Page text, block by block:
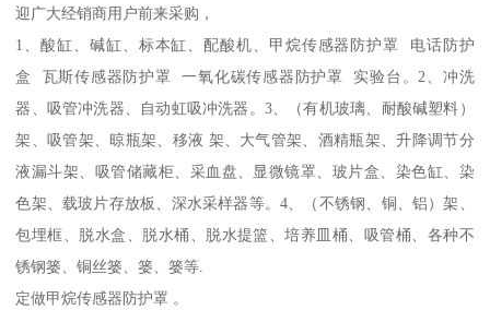
迎广大经销商用户前来采购，
1、酸缸、碱缸、标本缸、配酸机、甲烷传感器防护罩 电话防护
盒 瓦斯传感器防护罩 一氧化碳传感器防护罩 实验台。2、冲洗
器、吸管冲洗器、自动虹吸冲洗器。3、（有机玻璃、耐酸碱塑料）
架、吸管架、晾瓶架、移液 架、大气管架、酒精瓶架、升降调节分
液漏斗架、吸管储藏柜、采血盘、显微镜罩、玻片盒、染色缸、染
色架、载玻片存放板、深水采样器等。4、（不锈钢、铜、铝）架、
包埋框、脱水盒、脱水桶、脱水提篮、培养皿桶、吸管桶、各种不
锈钢篓、铜丝篓、篓、篓等.
定做甲烷传感器防护罩 。